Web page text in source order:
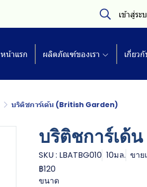
เข้าสู่ระ
หน้าแรก ผลิตภัณฑ์ของเรา เกี่ยว
บริติชการ์เด้น (British Garden)
บริติชการ์เด้
SKU : LBATBG010 10มล. ขาย
฿120
ขนาด